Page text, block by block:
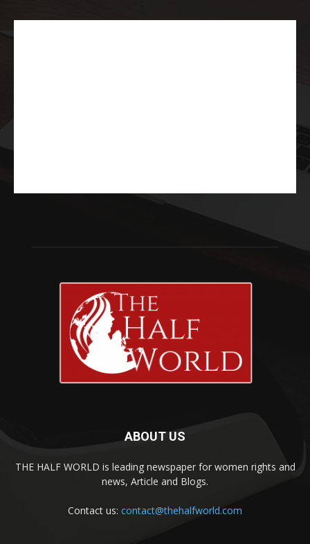
ABOUT US
THE HALF WORLD is leading newspaper for women rights and
news, Article and Blogs.
Contact us: contact@thehalfworld.com